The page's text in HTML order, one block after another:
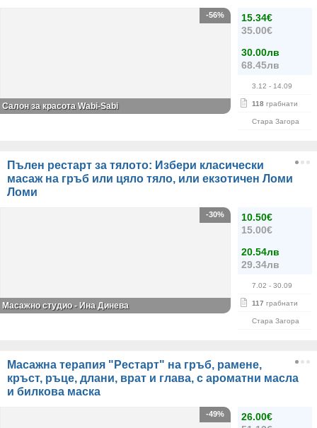
15.34€
35.00€
30.00лв
68.45лв
3.12 - 14.09
118 грабнати
Стара Загора
-56%
Салон за красота Wabi-Sabi
Пълен рестарт за тялото: Избери класически
масаж на гръб или цяло тяло, или екзотичен Ломи
Ломи
10.50€
15.00€
20.54лв
29.34лв
7.02 - 30.09
117 грабнати
Стара Загора
-30%
Масажно студио - Ина Динева
Масажна терапия "Рестарт" на гръб, рамене,
кръст, ръце, длани, врат и глава, с ароматни масла
и билкова маска
26.00€
-49%